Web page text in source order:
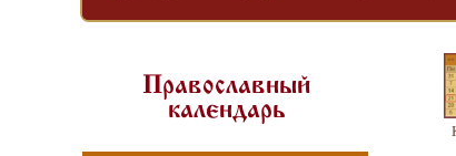
Православный
календарь